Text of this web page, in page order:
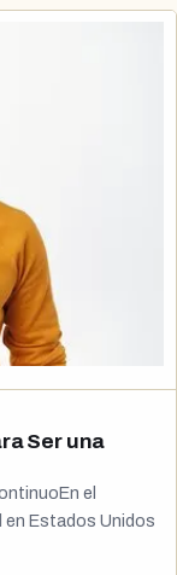
Ser una
el
en Estados Unidos